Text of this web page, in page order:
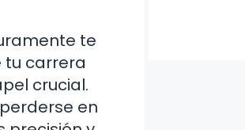
te
carrera
crucial.
en